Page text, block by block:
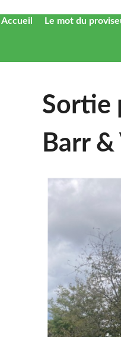
Accueil Le mot du
Sortie
Barr